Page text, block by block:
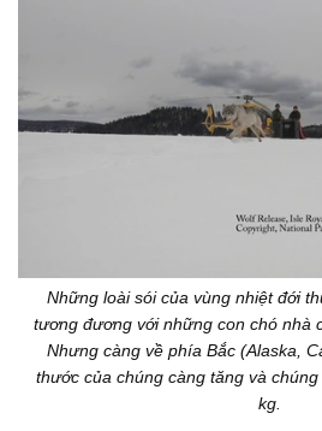
Những loài sói của vùng nhiệt đới
tương đương với những con chó nhà
Nhưng càng về phía Bắc (Alaska,
thước của chúng càng tăng và
kg.